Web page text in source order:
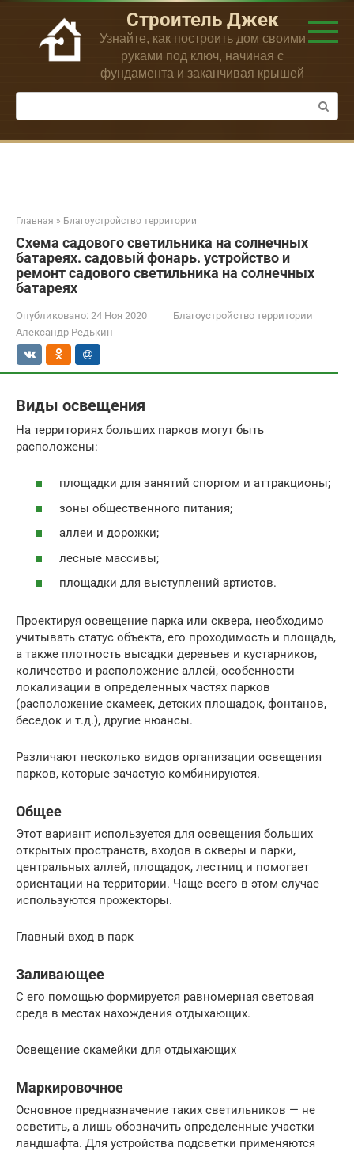
Перейти
контенту
Строитель Джек
Узнайте, как построить дом своими
руками под ключ, начиная с
фундамента и заканчивая крышей
Поиск:
Главная » Благоустройство территории
Схема садового светильника на солнечных
батареях. садовый фонарь. устройство и
ремонт садового светильника на солнечных
батареях
Опубликовано: 24 Ноя 2020
Благоустройство территории
Александр Редькин
Виды освещения
На территориях больших парков могут быть
расположены:
площадки для занятий спортом и аттракционы;
зоны общественного питания;
аллеи и дорожки;
лесные массивы;
площадки для выступлений артистов.
Проектируя освещение парка или сквера, необходимо
учитывать статус объекта, его проходимость и площадь,
а также плотность высадки деревьев и кустарников,
количество и расположение аллей, особенности
локализации в определенных частях парков
(расположение скамеек, детских площадок, фонтанов,
беседок и т.д.), другие нюансы.
Различают несколько видов организации освещения
парков, которые зачастую комбинируются.
Общее
Этот вариант используется для освещения больших
открытых пространств, входов в скверы и парки,
центральных аллей, площадок, лестниц и помогает
ориентации на территории. Чаще всего в этом случае
используются прожекторы.
Главный вход в парк
Заливающее
С его помощью формируется равномерная световая
среда в местах нахождения отдыхающих.
Освещение скамейки для отдыхающих
Маркировочное
Основное предназначение таких светильников — не
осветить, а лишь обозначить определенные участки
ландшафта. Для устройства подсветки применяются